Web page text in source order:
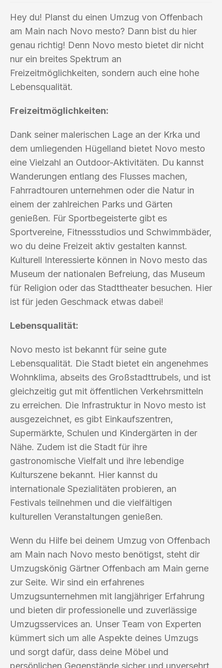
Hey du! Planst du einen Umzug von Offenbach
am Main nach Novo mesto? Dann bist du hier
genau richtig! Denn Novo mesto bietet dir nicht
nur ein breites Spektrum an
Freizeitmöglichkeiten, sondern auch eine hohe
Lebensqualität.
Freizeitmöglichkeiten:
Dank seiner malerischen Lage an der Krka und
dem umliegenden Hügelland bietet Novo mesto
eine Vielzahl an Outdoor-Aktivitäten. Du kannst
Wanderungen entlang des Flusses machen,
Fahrradtouren unternehmen oder die Natur in
einem der zahlreichen Parks und Gärten
genießen. Für Sportbegeisterte gibt es
Sportvereine, Fitnessstudios und Schwimmbäder,
wo du deine Freizeit aktiv gestalten kannst.
Kulturell Interessierte können in Novo mesto das
Museum der nationalen Befreiung, das Museum
für Religion oder das Stadttheater besuchen. Hier
ist für jeden Geschmack etwas dabei!
Lebensqualität:
Novo mesto ist bekannt für seine gute
Lebensqualität. Die Stadt bietet ein angenehmes
Wohnklima, abseits des Großstadttrubels, und ist
gleichzeitig gut mit öffentlichen Verkehrsmitteln
zu erreichen. Die Infrastruktur in Novo mesto ist
ausgezeichnet, es gibt Einkaufszentren,
Supermärkte, Schulen und Kindergärten in der
Nähe. Zudem ist die Stadt für ihre
gastronomische Vielfalt und ihre lebendige
Kulturszene bekannt. Hier kannst du
internationale Spezialitäten probieren, an
Festivals teilnehmen und die vielfältigen
kulturellen Veranstaltungen genießen.
Wenn du Hilfe bei deinem Umzug von Offenbach
am Main nach Novo mesto benötigst, steht dir
Umzugskönig Gärtner Offenbach am Main gerne
zur Seite. Wir sind ein erfahrenes
Umzugsunternehmen mit langjähriger Erfahrung
und bieten dir professionelle und zuverlässige
Umzugsservices an. Unser Team von Experten
kümmert sich um alle Aspekte deines Umzugs
und sorgt dafür, dass deine Möbel und
persönlichen Gegenstände sicher und unversehrt